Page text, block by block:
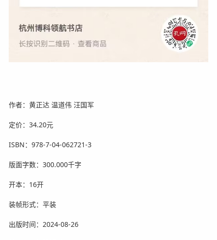
作者：黄正达 温道伟 汪国军
定价：34.20元
ISBN：978-7-04-062721-3
版面字数：300.000千字
开本：16开
装帧形式：平装
出版时间：2024-08-26